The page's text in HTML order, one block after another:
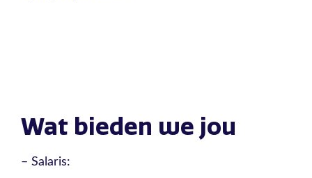
Wat bieden we jou
– Salaris: